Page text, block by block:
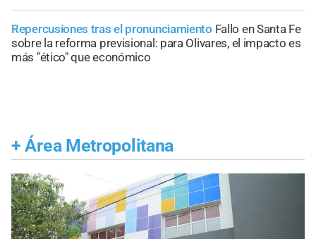
Repercusiones tras el pronunciamiento Fallo en Santa Fe
sobre la reforma previsional: para Olivares, el impacto es
más "ético" que económico
+ Área Metropolitana